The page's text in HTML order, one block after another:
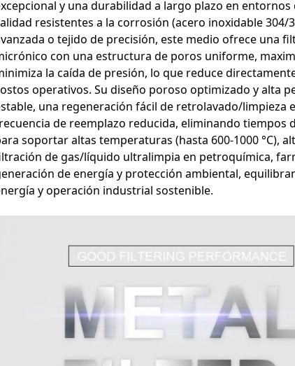
y una durabilidad a largo plazo en
resistentes a la corrosión (acero inoxidable
o tejido de precisión, este medio ofrece una
con una estructura de poros uniforme,
la caída de presión, lo que reduce
operativos. Su diseño poroso optimizado y alta
una regeneración fácil de retrolavado/limpieza
de reemplazo reducida, eliminando tiempos
soportar altas temperaturas (hasta 600-1000 °C),
de gas/líquido ultralimpia en petroquímica,
de energía y protección ambiental,
y operación industrial sostenible.